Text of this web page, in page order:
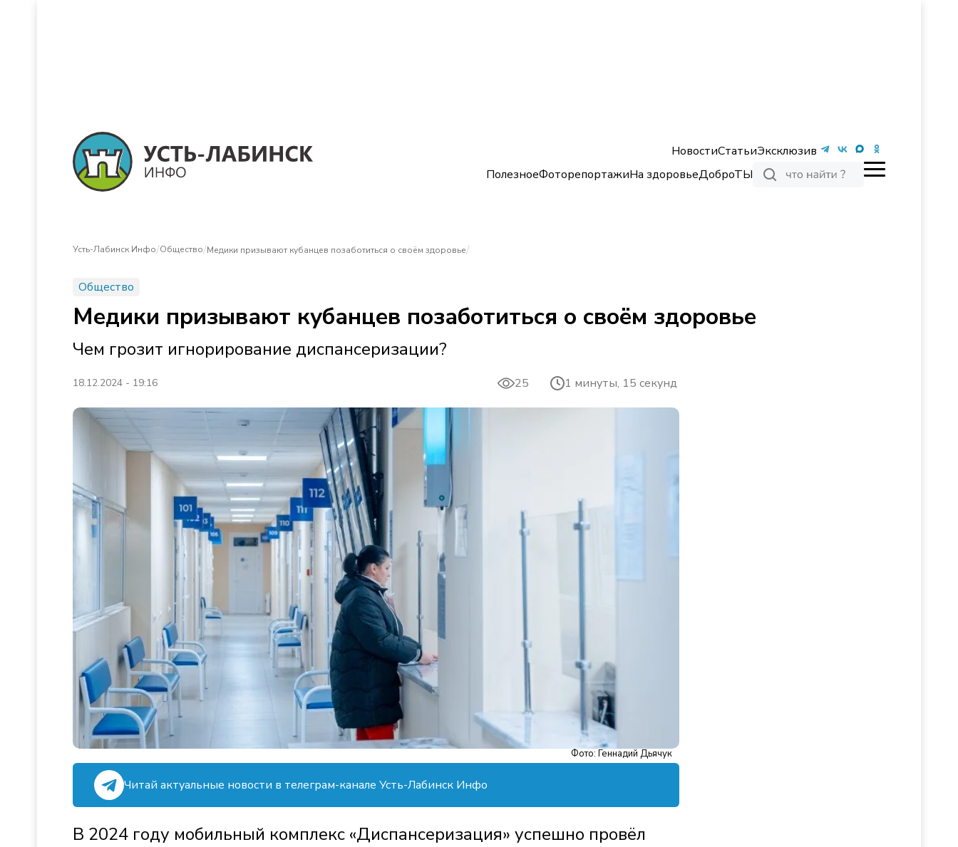
НовостиСтатьиЭксклюзив
ПолезноеФоторепортажиНа здоровьеДоброТЫ
Усть-Лабинск Инфо/Общество/Медики призывают кубанцев позаботиться о своём здоровье/
Общество
Медики призывают кубанцев позаботиться о своём здоровье
Чем грозит игнорирование диспансеризации?
18.12.2024 - 19:16 25 1 минуты, 15 секунд
Фото: Геннадий Дьячук
Читай актуальные новости в телеграм-канале Усть-Лабинск Инфо
В 2024 году мобильный комплекс «Диспансеризация» успешно провёл